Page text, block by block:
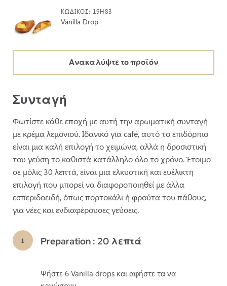
ΚΩΔΙΚΌΣ: 19H83
Vanilla Drop
Ανακαλύψτε το προϊόν
Συνταγή
Φωτίστε κάθε εποχή με αυτή την αρωματική συνταγή
με κρέμα λεμονιού. Ιδανικό για café, αυτό το επιδόρπιο
είναι μια καλή επιλογή το χειμώνα, αλλά η δροσιστική
του γεύση το καθιστά κατάλληλο όλο το χρόνο. Έτοιμο
σε μόλις 30 λεπτά, είναι μια ελκυστική και ευέλικτη
επιλογή που μπορεί να διαφοροποιηθεί με άλλα
εσπεριδοειδή, όπως πορτοκάλι ή φρούτα του πάθους,
για νέες και ενδιαφέρουσες γεύσεις.
Preparation : 20 λεπτά
Ψήστε 6 Vanilla drops και αφήστε τα να